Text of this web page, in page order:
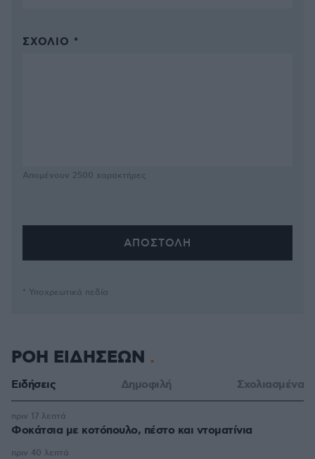
ΣΧΌΛΙΟ *
Απομένουν 2500 χαρακτήρες
* Υποχρεωτικά πεδία
ΡΟΗ ΕΙΔΗΣΕΩΝ
Ειδήσεις Δημοφιλή Σχολιασμένα
Φοκάτσια με κοτόπουλο, πέστο και ντοματίνια
πριν 17 λεπτά
πριν 40 λεπτά